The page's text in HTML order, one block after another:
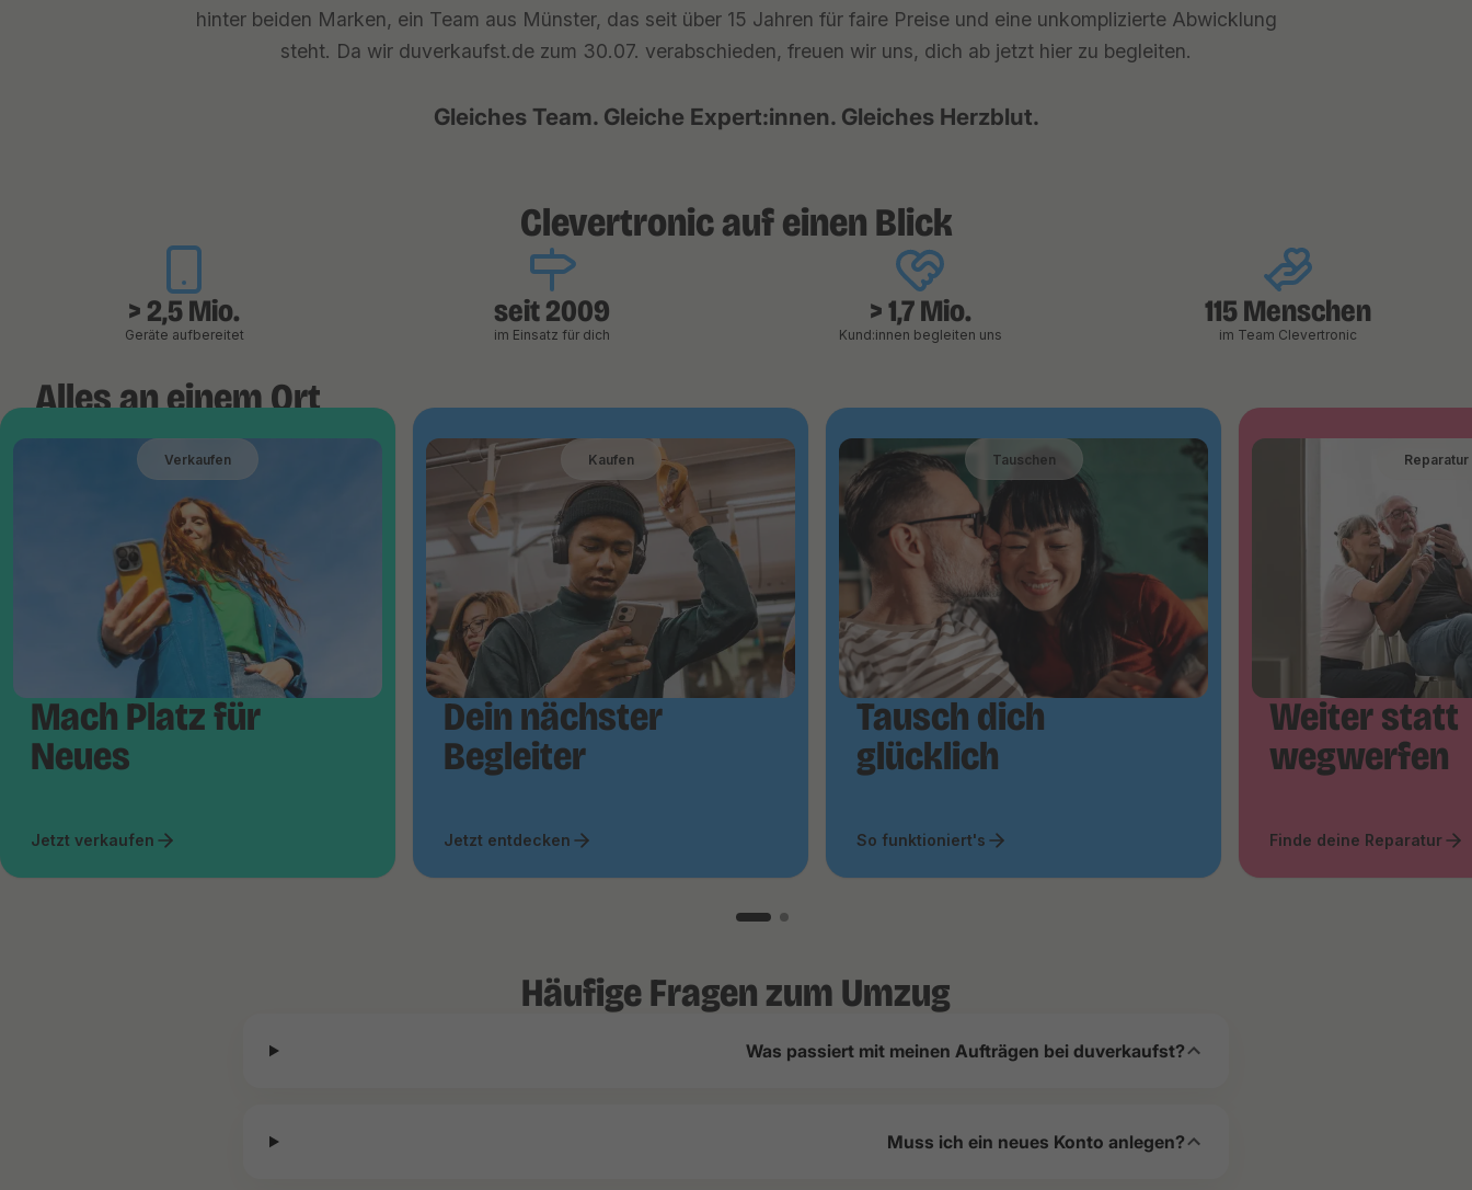
hinter beiden Marken, ein Team aus Münster, das seit über 15 Jahren für faire Preise und eine unkomplizierte Abwicklung
steht. Da wir duverkaufst.de zum 30.07. verabschieden, freuen wir uns, dich ab jetzt hier zu begleiten.
Gleiches Team. Gleiche Expert:innen. Gleiches Herzblut.
Clevertronic auf einen Blick
> 2,5 Mio.
Geräte aufbereitet
seit 2009
im Einsatz für dich
> 1,7 Mio.
Kund:innen begleiten uns
115 Menschen
im Team Clevertronic
Alles an einem Ort
Verkaufen
Mach Platz für
Neues
Jetzt verkaufen
Kaufen
Dein nächster
Begleiter
Jetzt entdecken
Tauschen
Tausch dich
glücklich
So funktioniert's
Reparatur
Weiter statt
wegwerfen
Finde deine Reparatur
Häufige Fragen zum Umzug
Was passiert mit meinen Aufträgen bei duverkaufst?
Muss ich ein neues Konto anlegen?